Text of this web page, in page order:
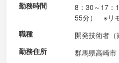
勤務時間
8：30～17：
55分） ※リ
職種
開発技術者（
勤務住所
群馬県高崎市